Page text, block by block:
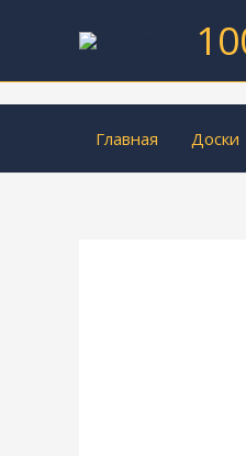
Главная Доски